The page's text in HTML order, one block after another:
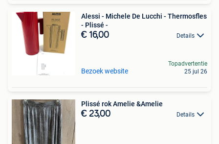
Alessi - Michele De Lucchi - Thermosfles
- Plissé -
€ 16,00 Details
Bezoek website
Topadvertentie
25 jul 26
Plissé rok Amelie &Amelie
€ 23,00 Details